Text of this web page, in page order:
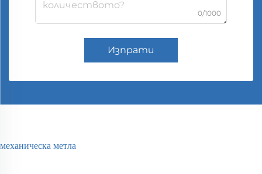
0/1000
Изпрати
механическа метла